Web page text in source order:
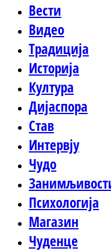
Вести
Видео
Традиција
Историја
Култура
Дијаспора
Став
Интервју
Чудо
Психологија
Магазин
Чуденце